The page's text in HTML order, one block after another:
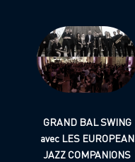
GRAND BAL SWING
avec LES EUROPEAN
JAZZ COMPANIONS